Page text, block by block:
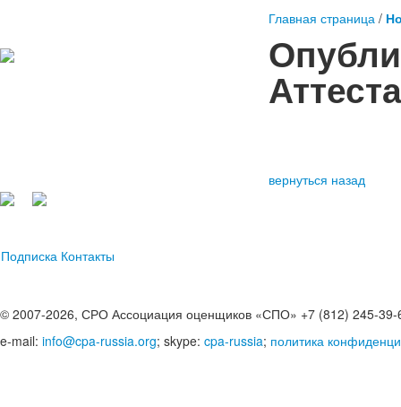
Главная страница /
вернуться назад
Подписка Контакты
© 2007-2026, СРО Ассоциация оценщиков «СПО» +7 (812) 245-39-
e-mail: info@cpa-russia.org; skype: cpa-russia; политика